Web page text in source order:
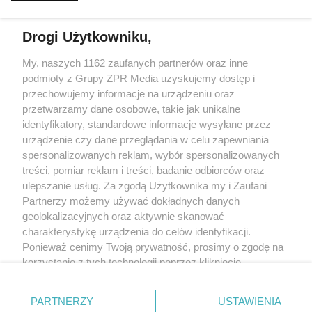
ŻEBY JEDNAK ODRÓŻNIĆ OD
SĄSIADÓW"
Żaden utwór zamieszczony w serwisie nie może być powielany i
rozpowszechniany lub dalej rozpowszechniany w jakikolwiek sposób (w
tym także elektroniczny lub mechaniczny) na jakimkolwiek polu
eksploatacji w jakiejkolwiek formie, włącznie z umieszczaniem w
Internecie bez pisemnej zgody właściciela praw. Jakiekolwiek użycie lub
wykorzystanie utworów w całości lub w części z naruszeniem prawa, tzn.
bez właściwej zgody, jest zabronione pod groźbą kary i może być ścigane
prawnie.
O nas
Informacje prawne
Nasze serwisy
Drogi Użytkowniku,
My, naszych 1162 zaufanych partnerów oraz inne
podmioty z Grupy ZPR Media uzyskujemy dostęp i
przechowujemy informacje na urządzeniu oraz
przetwarzamy dane osobowe, takie jak unikalne
identyfikatory, standardowe informacje wysyłane przez
urządzenie czy dane przeglądania w celu zapewniania
spersonalizowanych reklam, wybór spersonalizowanych
treści, pomiar reklam i treści, badanie odbiorców oraz
ulepszanie usług. Za zgodą Użytkownika my i Zaufani
Partnerzy możemy używać dokładnych danych
geolokalizacyjnych oraz aktywnie skanować
charakterystykę urządzenia do celów identyfikacji.
Ponieważ cenimy Twoją prywatność, prosimy o zgodę na
korzystanie z tych technologii poprzez kliknięcie
zmienić/wycofać klikając przycisk ustawień prywatności
PARTNERZY USTAWIENIA